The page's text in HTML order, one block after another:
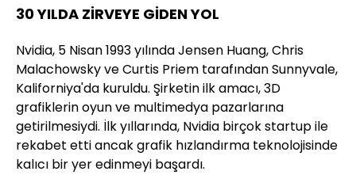
30 YILDA ZİRVEYE GİDEN YOL
Nvidia, 5 Nisan 1993 yılında Jensen Huang, Chris
Malachowsky ve Curtis Priem tarafından Sunnyvale,
Kaliforniya'da kuruldu. Şirketin ilk amacı, 3D
grafiklerin oyun ve multimedya pazarlarına
getirilmesiydi. İlk yıllarında, Nvidia birçok startup ile
rekabet etti ancak grafik hızlandırma teknolojisinde
kalıcı bir yer edinmeyi başardı.